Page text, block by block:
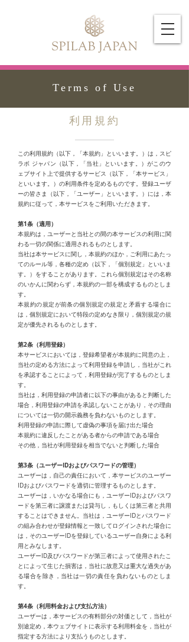
Terms of Use
利用規約
この利用規約（以下，「本規約」といいます。）は，スピ
ラボ ジャパン（以下，「当社」といいます。）がこのウ
ェブサイト上で提供するサービス（以下，「本サービス」
といいます。）の利用条件を定めるものです。登録ユーザ
ーの皆さま（以下，「ユーザー」といいます。）には，本
規約に従って，本サービスをご利用いただきます。
第1条（適用）
本規約は，ユーザーと当社との間の本サービスの利用に関
わる一切の関係に適用されるものとします。
当社は本サービスに関し，本規約のほか，ご利用にあたっ
てのルール等，各種の定め（以下，「個別規定」といいま
す。）をすることがあります。これら個別規定はその名称
のいかんに関わらず，本規約の一部を構成するものとしま
す。
本規約の規定が前条の個別規定の規定と矛盾する場合に
は，個別規定において特段の定めなき限り，個別規定の規
定が優先されるものとします。
第2条（利用登録）
本サービスにおいては，登録希望者が本規約に同意の上，
当社の定める方法によって利用登録を申請し，当社がこれ
を承認することによって，利用登録が完了するものとしま
す。
当社は，利用登録の申請者に以下の事由があると判断した
場合，利用登録の申請を承認しないことがあり，その理由
については一切の開示義務を負わないものとします。
利用登録の申請に際して虚偽の事項を届け出た場合
本規約に違反したことがある者からの申請である場合
その他，当社が利用登録を相当でないと判断した場合
第3条（ユーザーIDおよびパスワードの管理）
ユーザーは，自己の責任において，本サービスのユーザー
IDおよびパスワードを適切に管理するものとします。
ユーザーは，いかなる場合にも，ユーザーIDおよびパスワ
ードを第三者に譲渡または貸与し，もしくは第三者と共用
することはできません。当社は，ユーザーIDとパスワード
の組み合わせが登録情報と一致してログインされた場合に
は，そのユーザーIDを登録しているユーザー自身による利
用とみなします。
ユーザーID及びパスワードが第三者によって使用されたこ
とによって生じた損害は，当社に故意又は重大な過失があ
る場合を除き，当社は一切の責任を負わないものとしま
す。
第4条（利用料金および支払方法）
ユーザーは，本サービスの有料部分の対価として，当社が
別途定め，本ウェブサイトに表示する利用料金を，当社が
指定する方法により支払うものとします。